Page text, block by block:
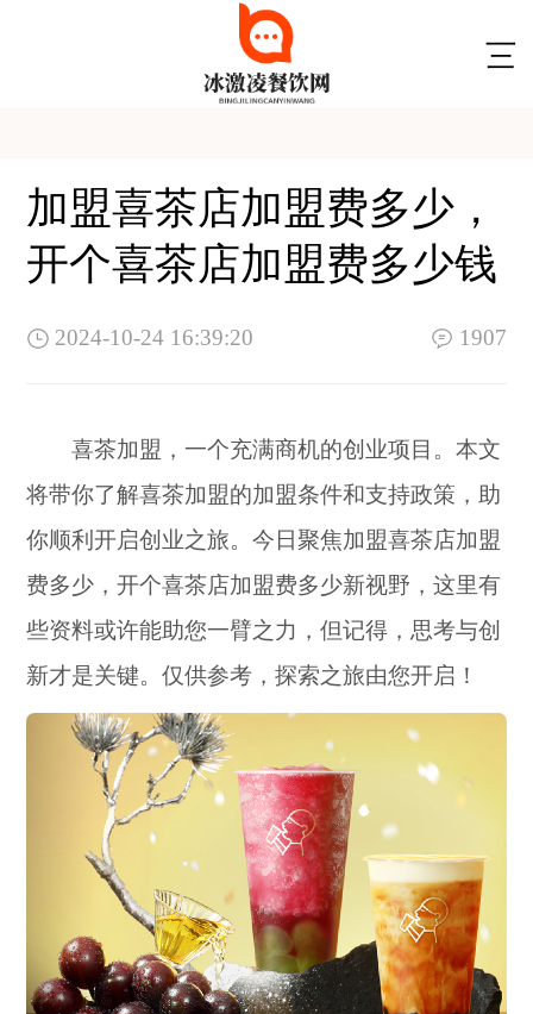
加盟喜茶店加盟费多少，
开个喜茶店加盟费多少钱
2024-10-24 16:39:20 1907
喜茶加盟，一个充满商机的创业项目。本文
将带你了解喜茶加盟的加盟条件和支持政策，助
你顺利开启创业之旅。今日聚焦加盟喜茶店加盟
费多少，开个喜茶店加盟费多少新视野，这里有
些资料或许能助您一臂之力，但记得，思考与创
新才是关键。仅供参考，探索之旅由您开启！